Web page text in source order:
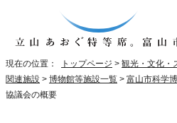
現在の位置： トップページ > 観光・文化・
関連施設 > 博物館等施設一覧 > 富山市科学
協議会の概要